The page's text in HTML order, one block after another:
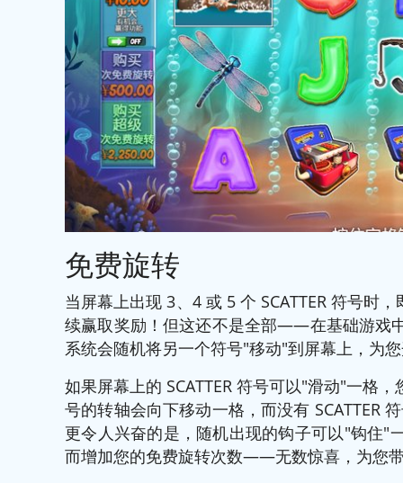
免费旋转
当屏幕上出现 3、4 或 5 个 SCATTER 符号时
续赢取奖励！但这还不是全部——在基础游戏
系统会随机将另一个符号"移动"到屏幕上，为
如果屏幕上的 SCATTER 符号可以"滑动"一格
号的转轴会向下移动一格，而没有 SCATTER
更令人兴奋的是，随机出现的钩子可以"钩住"
而增加您的免费旋转次数——无数惊喜，为您